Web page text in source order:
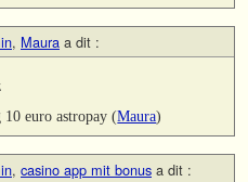
, Maura a dit :
10 euro astropay (Maura)
, casino app mit bonus a dit :